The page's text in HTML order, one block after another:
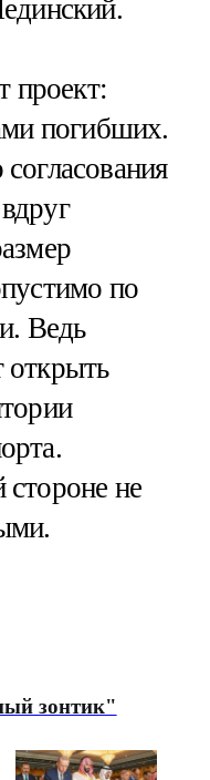
проект:
погибших.
по
Ведь
открыть
не
зонтик"